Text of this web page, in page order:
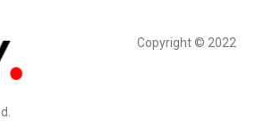
Copyright © 2022